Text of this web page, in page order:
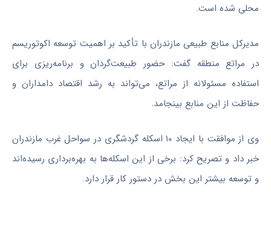
محلی شده است.
مدیرکل منابع طبیعی مازندران با تأکید بر اهمیت توسعه اکوتوریسم
در مراتع منطقه گفت: حضور طبیعت‌گردان و برنامه‌ریزی برای
استفاده مسئولانه از مراتع، می‌تواند به رشد اقتصاد دامداران و
حفاظت از این منابع بینجامد.
وی از موافقت با ایجاد ۱۰ اسکله گردشگری در سواحل غرب مازندران
خبر داد و تصریح کرد: برخی از این اسکله‌ها به بهره‌برداری رسیده‌اند
و توسعه بیشتر این بخش در دستور کار قرار دارد.